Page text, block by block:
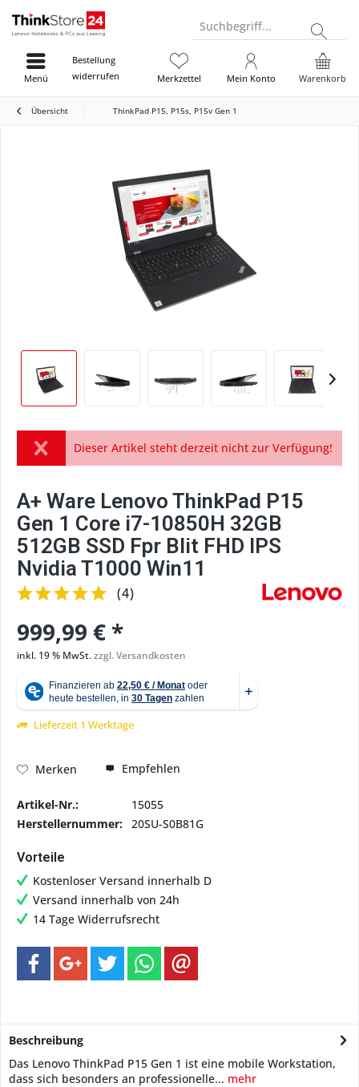
Suchbegriff...
Bestellung
widerrufen
Warenkorb
Merkzettel Mein Konto
Menü
Übersicht ThinkPad P15, P15s, P15v Gen 1
Dieser Artikel steht derzeit nicht zur Verfügung!
A+ Ware Lenovo ThinkPad P15
Gen 1 Core i7-10850H 32GB
512GB SSD Fpr Blit FHD IPS
Nvidia T1000 Win11
(4)
999,99 € *
inkl. 19 % MwSt.zzgl. Versandkosten
Lieferzeit 1 Werktage
Merken Empfehlen
Artikel-Nr.:
15055
Herstellernummer: 20SU-S0B81G
Vorteile
Kostenloser Versand innerhalb D
Versand innerhalb von 24h
14 Tage Widerrufsrecht
Beschreibung
Das Lenovo ThinkPad P15 Gen 1 ist eine mobile Workstation,
dass sich besonders an professionelle... mehr